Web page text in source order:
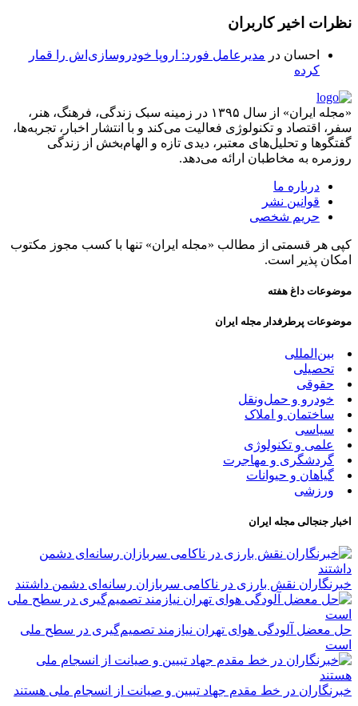
نظرات اخیر کاربران
احسان در مدیرعامل فورد: اروپا خودروسازی‌اش را قمار
کرده
«مجله ایران» از سال ۱۳۹۵ در زمینه سبک زندگی، فرهنگ، هنر،
سفر، اقتصاد و تکنولوژی فعالیت می‌کند و با انتشار اخبار، تجربه‌ها،
گفتگوها و تحلیل‌های معتبر، دیدی تازه و الهام‌بخش از زندگی
روزمره به مخاطبان ارائه می‌دهد.
درباره ما
قوانین نشر
حریم شخصی
کپی هر قسمتی از مطالب «مجله ایران» تنها با کسب مجوز مکتوب
امکان پذیر است.
موضوعات داغ هفته
موضوعات پرطرفدار مجله ایران
بین‌المللی
تحصیلی
حقوقی
خودرو و حمل‌و‌نقل
ساختمان و املاک
سیاسی
علمی و تکنولوژی
گردشگری و مهاجرت
گیاهان و حیوانات
ورزشی
اخبار جنجالی مجله ایران
خبرنگاران نقش بارزی در ناکامی سربازان رسانه‌ای دشمن داشتند
حل معضل آلودگی هوای تهران نیازمند تصمیم‌گیری در سطح ملی
است
خبرنگاران در خط مقدم جهاد تبیین و صیانت از انسجام ملی هستند